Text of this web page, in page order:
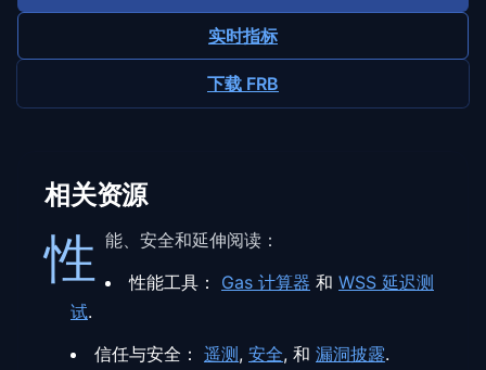
实时指标
下载 FRB
相关资源
性 能、安全和延伸阅读：
性能工具：
Gas 计算器 和 WSS 延迟测
试.
信任与安全： 遥测 , 安全, 和 漏洞披露.